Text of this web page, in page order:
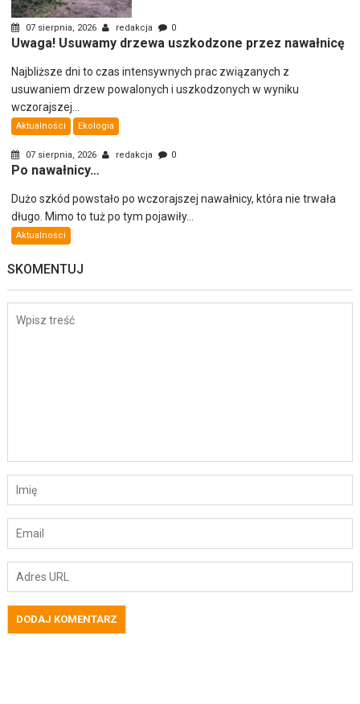
07 sierpnia, 2026 redakcja 0
Uwaga! Usuwamy drzewa uszkodzone przez nawałnicę
Najbliższe dni to czas intensywnych prac związanych z
usuwaniem drzew powalonych i uszkodzonych w wyniku
wczorajszej...
Aktualności Ekologia
07 sierpnia, 2026 redakcja 0
Po nawałnicy…
Dużo szkód powstało po wczorajszej nawałnicy, która nie trwała
długo. Mimo to tuż po tym pojawiły...
Aktualności
SKOMENTUJ